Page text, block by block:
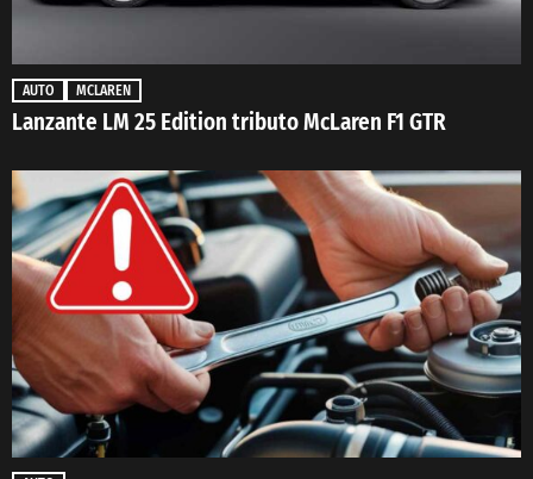
AUTO MCLAREN
Lanzante LM 25 Edition tributo McLaren F1 GTR